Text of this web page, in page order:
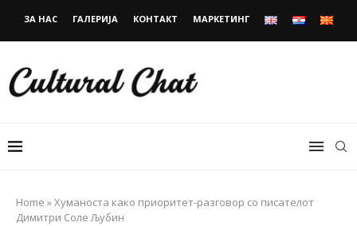
ЗА НАС ГАЛЕРИЈА КОНТАКТ МАРКЕТИНГ
Home »Хуманоста како приоритет-разговор со писателот
Димитри Соле Љубин